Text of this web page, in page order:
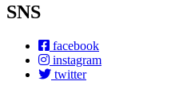
SNS
facebook
instagram
twitter